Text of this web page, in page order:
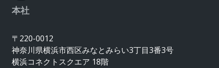
本社
〒220-0012
神奈川県横浜市西区みなとみらい3丁目3番3号
横浜コネクトスクエア 18階